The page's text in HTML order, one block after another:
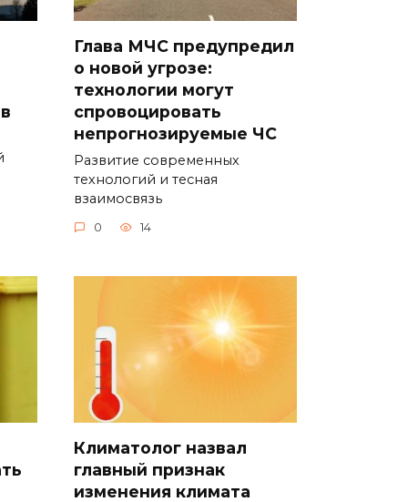
Глава МЧС предупредил
о новой угрозе:
технологии могут
спровоцировать
непрогнозируемые ЧС
Развитие современных
технологий и тесная
взаимосвязь
0 14
Климатолог назвал
главный признак
изменения климата